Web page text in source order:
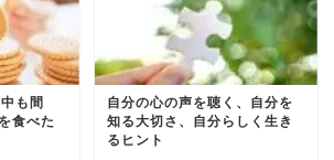
も間
食べた
自分の心の声を聴く、自分を
知る大切さ、自分らしく生き
るヒント